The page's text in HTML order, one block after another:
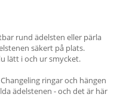
rund ädelsten eller pärla
säkert på plats.
lätt i och ur smycket.
ringar och hängen
ädelstenen - och det är här